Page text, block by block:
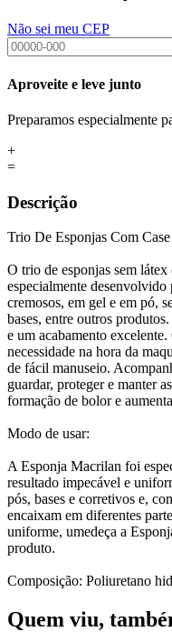
Não sei meu CEP
Aproveite e leve junto
Preparamos especialmente
+
=
Descrição
Trio De Esponjas Com
O trio de esponjas sem
especialmente
cremosos, em gel e em pó,
bases, entre outros
e um acabamento
necessidade na hora da
de fácil manuseio.
guardar, proteger e manter
formação de bolor e
Modo de usar:
A Esponja Macrilan foi
resultado impecável e
pós, bases e corretivos e,
encaixam em diferentes
uniforme, umedeça a
produto.
Composição: Poliuretano
Quem viu,